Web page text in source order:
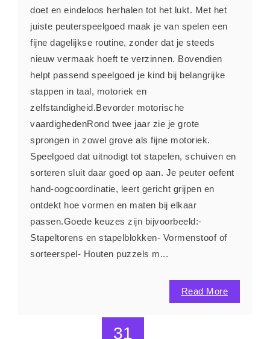
doet en eindeloos herhalen tot het lukt. Met het
juiste peuterspeelgoed maak je van spelen een
fijne dagelijkse routine, zonder dat je steeds
nieuw vermaak hoeft te verzinnen. Bovendien
helpt passend speelgoed je kind bij belangrijke
stappen in taal, motoriek en
zelfstandigheid.Bevorder motorische
vaardighedenRond twee jaar zie je grote
sprongen in zowel grove als fijne motoriek.
Speelgoed dat uitnodigt tot stapelen, schuiven en
sorteren sluit daar goed op aan. Je peuter oefent
hand-oogcoordinatie, leert gericht grijpen en
ontdekt hoe vormen en maten bij elkaar
passen.Goede keuzes zijn bijvoorbeeld:-
Stapeltorens en stapelblokken- Vormenstoof of
sorteerspel- Houten puzzels m...
Read More
31